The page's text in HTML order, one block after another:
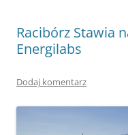
Racibórz Stawia
Energilabs
Dodaj komentarz